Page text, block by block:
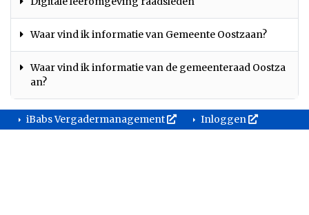
Waar vind ik informatie van Gemeente Oostzaan?
Waar vind ik informatie van de gemeenteraad Oostza
an?
iBabs Vergadermanagement Inloggen